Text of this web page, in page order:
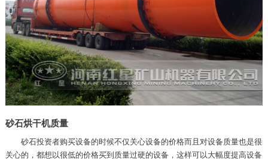
砂石烘干机质量
砂石投资者购买设备的时候不仅关心设备的价格而且对设备质量也是很
关心的，都想以很低的价格买到质量过硬的设备，这样可以大幅度提高设备